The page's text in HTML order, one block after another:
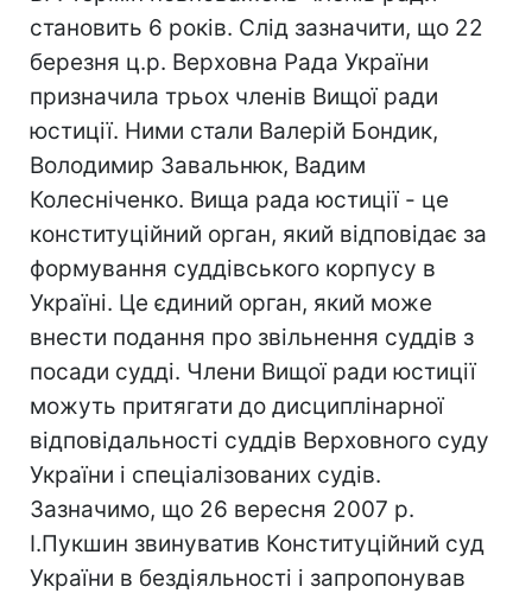
становить 6 років. Слід зазначити, що 22
березня ц.р. Верховна Рада України
призначила трьох членів Вищої ради
юстиції. Ними стали Валерій Бондик,
Володимир Завальнюк, Вадим
Колесніченко. Вища рада юстиції - це
конституційний орган, який відповідає за
формування суддівського корпусу в
Україні. Це єдиний орган, який може
внести подання про звільнення суддів з
посади судді. Члени Вищої ради юстиції
можуть притягати до дисциплінарної
відповідальності суддів Верховного суду
України і спеціалізованих судів.
Зазначимо, що 26 вересня 2007 р.
І.Пукшин звинуватив Конституційний суд
України в бездіяльності і запропонував